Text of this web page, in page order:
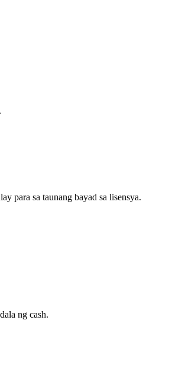
para sa taunang bayad sa lisensya.
ng cash.